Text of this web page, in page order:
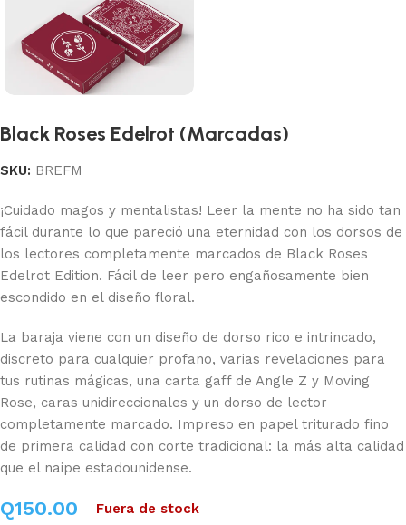
Black Roses Edelrot (Marcadas)
SKU: BREFM
¡Cuidado magos y mentalistas! Leer la mente no ha sido tan
fácil durante lo que pareció una eternidad con los dorsos de
los lectores completamente marcados de Black Roses
Edelrot Edition. Fácil de leer pero engañosamente bien
escondido en el diseño floral.
La baraja viene con un diseño de dorso rico e intrincado,
discreto para cualquier profano, varias revelaciones para
tus rutinas mágicas, una carta gaff de Angle Z y Moving
Rose, caras unidireccionales y un dorso de lector
completamente marcado. Impreso en papel triturado fino
de primera calidad con corte tradicional: la más alta calidad
que el naipe estadounidense.
Q150.00 Fuera de stock